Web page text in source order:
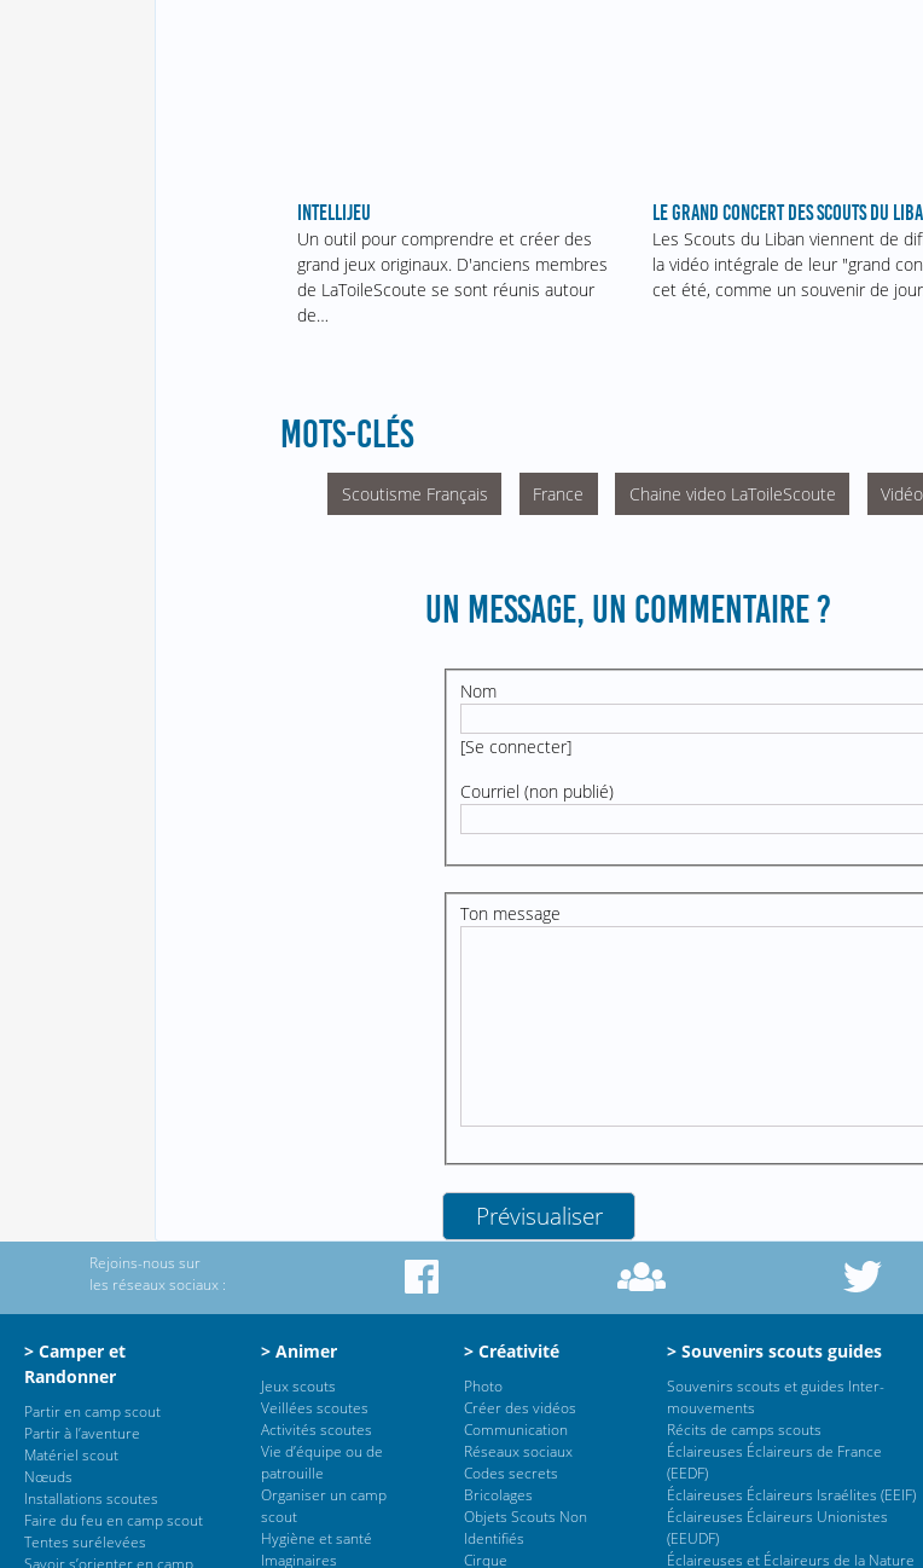
INTELLIJEU
Un outil pour comprendre et créer des
grand jeux originaux. D'anciens membres
de LaToileScoute se sont réunis autour
de…
LE GRAND CONCERT DES SCOUTS DU
Les Scouts du Liban viennent de
la vidéo intégrale de leur "grand
cet été, comme un souvenir de
MOTS-CLÉS
Scoutisme Français France Chaine video LaToileScoute Vidéo
UN MESSAGE, UN COMMENTAIRE ?
Nom
[Se connecter]
Courriel (non publié)
Ton message
Rejoins-nous sur
les réseaux sociaux :
> Camper et
Randonner
Partir en camp scout
Partir à l’aventure
Matériel scout
Nœuds
Installations scoutes
Faire du feu en camp scout
Tentes surélevées
Savoir s’orienter en camp
> Animer
Jeux scouts
Veillées scoutes
Activités scoutes
Vie d’équipe ou de
patrouille
Organiser un camp
scout
Hygiène et santé
Imaginaires
> Créativité
Photo
Créer des vidéos
Communication
Réseaux sociaux
Codes secrets
Bricolages
Objets Scouts Non
Identifiés
Cirque
> Souvenirs scouts guides
Souvenirs scouts et guides Inter-
mouvements
Récits de camps scouts
Éclaireuses Éclaireurs de France
(EEDF)
Éclaireuses Éclaireurs Israélites (EEIF)
Éclaireuses Éclaireurs Unionistes
(EEUDF)
Éclaireuses et Éclaireurs de la Nature